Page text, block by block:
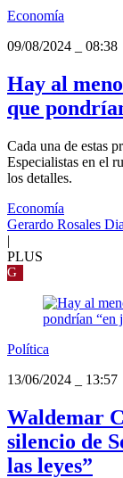
Economía
09/08/2024
08:38
Hay al
que
Cada una de estas
Especialistas en el
los detalles.
Economía
Gerardo Rosales
|
PLUS
G
Política
13/06/2024
13:57
Waldemar
silencio de
las leyes”